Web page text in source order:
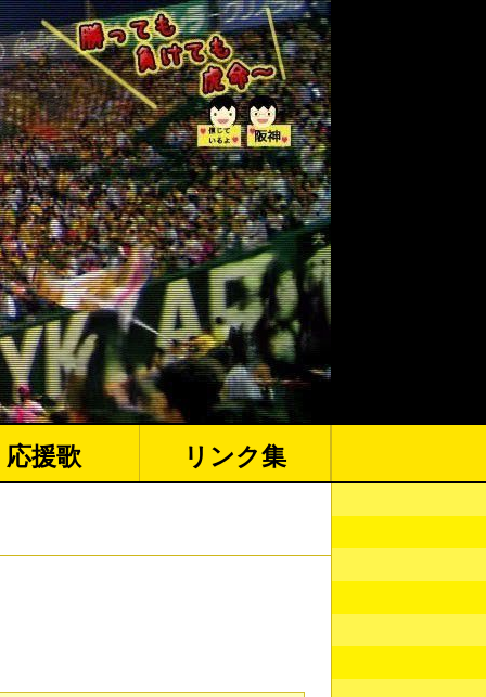
応援歌 リンク集